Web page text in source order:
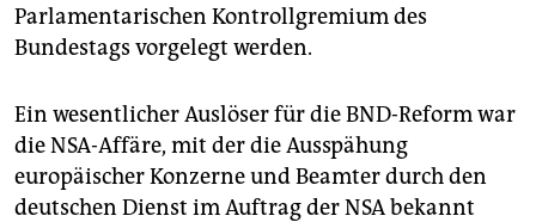
Parlamentarischen Kontrollgremium des
Bundestags vorgelegt werden.
Ein wesentlicher Auslöser für die BND-Reform war
die NSA-Affäre, mit der die Ausspähung
europäischer Konzerne und Beamter durch den
deutschen Dienst im Auftrag der NSA bekannt